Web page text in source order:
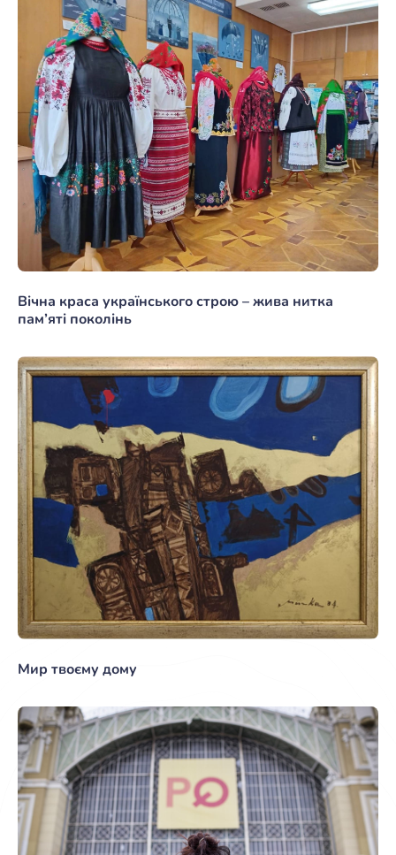
Вічна краса українського строю – жива нитка
пам’яті поколінь
Мир твоєму дому